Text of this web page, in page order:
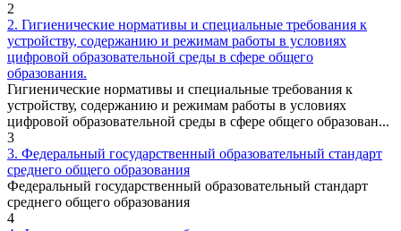
2
2. Гигиенические нормативы и специальные требования к
устройству, содержанию и режимам работы в условиях
цифровой образовательной среды в сфере общего
образования.
Гигиенические нормативы и специальные требования к
устройству, содержанию и режимам работы в условиях
цифровой образовательной среды в сфере общего образован...
3
3. Федеральный государственный образовательный стандарт
среднего общего образования
Федеральный государственный образовательный стандарт
среднего общего образования
4